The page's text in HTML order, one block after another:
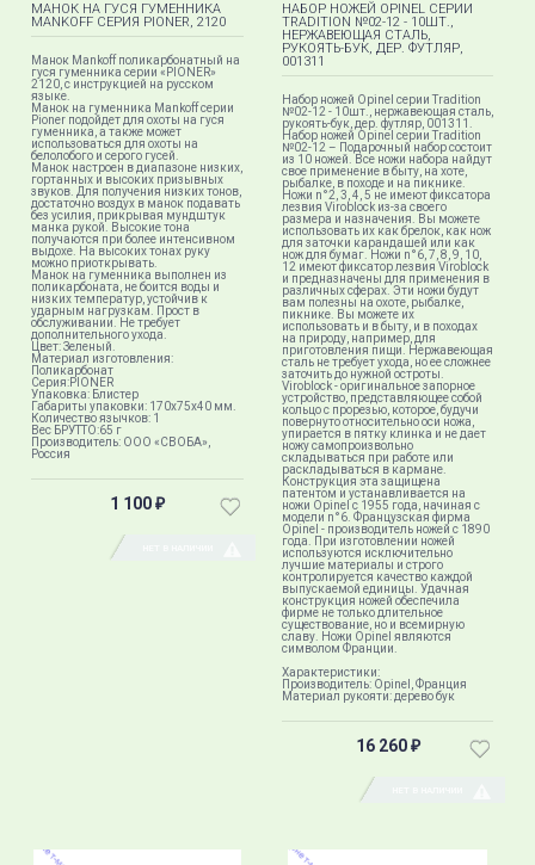
МАНОК НА ГУСЯ ГУМЕННИКА
MANKOFF СЕРИЯ PIONER, 2120
Манок Mankoff поликарбонатный на
гуся гуменника серии «PIONER»
2120, с инструкцией на русском
языке.
Манок на гуменника Mankoff серии
Pioner подойдет для охоты на гуся
гуменника, а также может
использоваться для охоты на
белолобого и серого гусей.
Манок настроен в диапазоне низких,
гортанных и высоких призывных
звуков. Для получения низких тонов,
достаточно воздух в манок подавать
без усилия, прикрывая мундштук
манка рукой. Высокие тона
получаются при более интенсивном
выдохе. На высоких тонах руку
можно приоткрывать.
Манок на гуменника выполнен из
поликарбоната, не боится воды и
низких температур, устойчив к
ударным нагрузкам. Прост в
обслуживании. Не требует
дополнительного ухода.
Цвет: Зеленый.
Материал изготовления:
Поликарбонат
Серия:PIONER
Упаковка: Блистер
Габариты упаковки: 170х75х40 мм.
Количество язычков: 1
Вес БРУТТО:65 г
Производитель: ООО «СВОБА»,
Россия
1 100 ₽
НАБОР НОЖЕЙ OPINEL СЕРИИ
TRADITION №02-12 - 10ШТ.,
НЕРЖАВЕЮЩАЯ СТАЛЬ,
РУКОЯТЬ-БУК, ДЕР. ФУТЛЯР,
001311
Набор ножей Opinel серии Tradition
№02-12 - 10шт., нержавеющая сталь,
рукоять-бук, дер. футляр, 001311.
Набор ножей Opinel серии Tradition
№02-12 – Подарочный набор состоит
из 10 ножей. Все ножи набора найдут
свое применение в быту, на хоте,
рыбалке, в походе и на пикнике.
Ножи n°2, 3, 4, 5 не имеют фиксатора
лезвия Viroblock из-за своего
размера и назначения. Вы можете
использовать их как брелок, как нож
для заточки карандашей или как
нож для бумаг. Ножи n°6, 7, 8, 9, 10,
12 имеют фиксатор лезвия Viroblock
и предназначены для применения в
различных сферах. Эти ножи будут
вам полезны на охоте, рыбалке,
пикнике. Вы можете их
использовать и в быту, и в походах
на природу, например, для
приготовления пищи. Нержавеющая
сталь не требует ухода, но ее сложнее
заточить до нужной остроты.
Viroblock - оригинальное запорное
устройство, представляющее собой
кольцо с прорезью, которое, будучи
повернуто относительно оси ножа,
упирается в пятку клинка и не дает
ножу самопроизвольно
складываться при работе или
раскладываться в кармане.
Конструкция эта защищена
патентом и устанавливается на
ножи Opinel с 1955 года, начиная с
модели n°6. Французская фирма
Opinel - производитель ножей с 1890
года. При изготовлении ножей
используются исключительно
лучшие материалы и строго
контролируется качество каждой
выпускаемой единицы. Удачная
конструкция ножей обеспечила
фирме не только длительное
существование, но и всемирную
славу. Ножи Opinel являются
символом Франции.
Характеристики:
Производитель: Opinel, Франция
Материал рукояти: дерево бук
16 260 ₽